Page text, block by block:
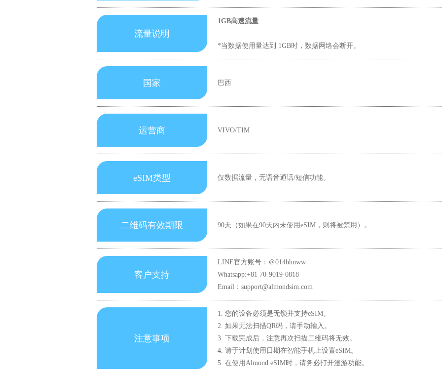
流量说明
1GB高速流量
*当数据使用量达到 1GB时，数据网络会断开。
国家 巴西
运营商 VIVO/TIM
eSIM类型 仅数据流量，无语音通话/短信功能。
二维码有效期限 90天（如果在90天内未使用eSIM，则将被禁用）。
客户支持
LINE官方账号：＠014hhnww
Whatsapp:+81 70-9019-0818
Email：support@almondsim.com
注意事项
1. 您的设备必须是无锁并支持eSIM。
2. 如果无法扫描QR码，请手动输入。
3. 下载完成后，注意再次扫描二维码将无效。
4. 请于计划使用日期在智能手机上设置eSIM。
5. 在使用Almond eSIM时，请务必打开漫游功能。